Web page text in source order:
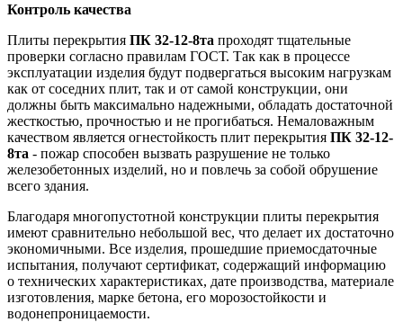
Контроль качества
Плиты перекрытия ПК 32-12-8та проходят тщательные
проверки согласно правилам ГОСТ. Так как в процессе
эксплуатации изделия будут подвергаться высоким нагрузкам
как от соседних плит, так и от самой конструкции, они
должны быть максимально надежными, обладать достаточной
жесткостью, прочностью и не прогибаться. Немаловажным
качеством является огнестойкость плит перекрытия ПК 32-12-
8та - пожар способен вызвать разрушение не только
железобетонных изделий, но и повлечь за собой обрушение
всего здания.
Благодаря многопустотной конструкции плиты перекрытия
имеют сравнительно небольшой вес, что делает их достаточно
экономичными. Все изделия, прошедшие приемосдаточные
испытания, получают сертификат, содержащий информацию
о технических характеристиках, дате производства, материале
изготовления, марке бетона, его морозостойкости и
водонепроницаемости.